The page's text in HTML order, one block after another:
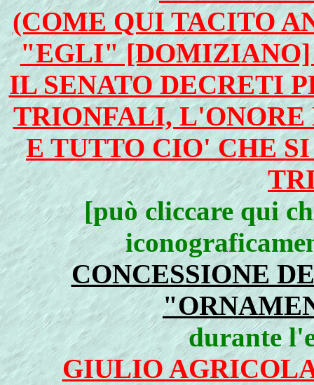
(COME QUI TACITO
"EGLI" [DOMIZIANO]
IL SENATO DECRETI
TRIONFALI, L'ONORE
E TUTTO CIO' CHE
[può cliccare qui
CONCESSIONE
durante
GIULIO